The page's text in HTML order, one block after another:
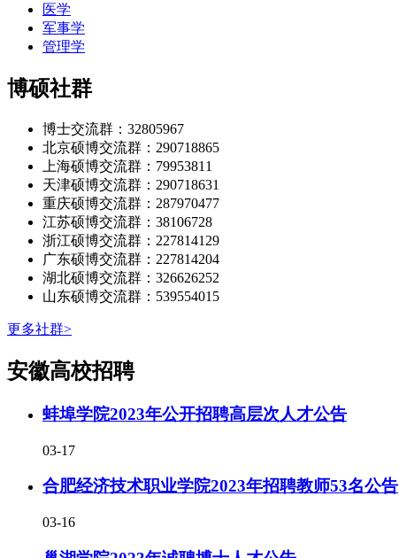
医学
军事学
管理学
博硕社群
博士交流群：32805967
北京硕博交流群：290718865
上海硕博交流群：79953811
天津硕博交流群：290718631
重庆硕博交流群：287970477
江苏硕博交流群：38106728
浙江硕博交流群：227814129
广东硕博交流群：227814204
湖北硕博交流群：326626252
山东硕博交流群：539554015
更多社群>
安徽高校招聘
蚌埠学院2023年公开招聘高层次人才公告
03-17
合肥经济技术职业学院2023年招聘教师53名公告
03-16